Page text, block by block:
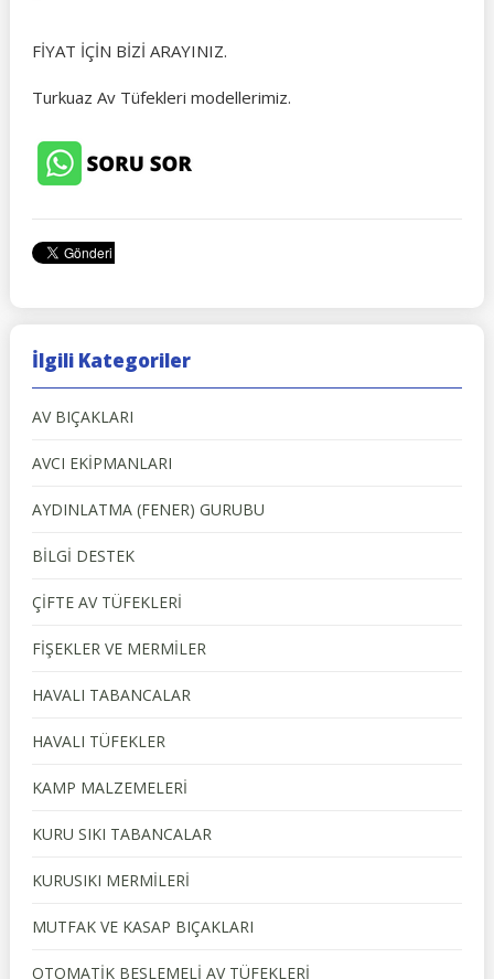
FİYAT İÇİN BİZİ ARAYINIZ.
Turkuaz Av Tüfekleri modellerimiz.
İlgili Kategoriler
AV BIÇAKLARI
AVCI EKİPMANLARI
AYDINLATMA (FENER) GURUBU
BİLGİ DESTEK
ÇİFTE AV TÜFEKLERİ
FİŞEKLER VE MERMİLER
HAVALI TABANCALAR
HAVALI TÜFEKLER
KAMP MALZEMELERİ
KURU SIKI TABANCALAR
KURUSIKI MERMİLERİ
MUTFAK VE KASAP BIÇAKLARI
OTOMATİK BESLEMELİ AV TÜFEKLERİ